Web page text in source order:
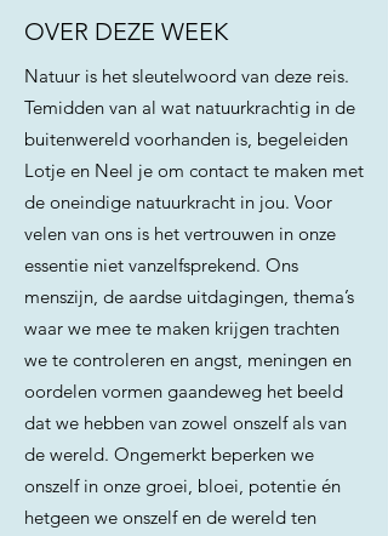
OVER DEZE WEEK
Natuur is het sleutelwoord van deze reis.
Temidden van al wat natuurkrachtig in de
buitenwereld voorhanden is, begeleiden
Lotje en Neel je om contact te maken met
de oneindige natuurkracht in jou. Voor
velen van ons is het vertrouwen in onze
essentie niet vanzelfsprekend. Ons
menszijn, de aardse uitdagingen, thema’s
waar we mee te maken krijgen trachten
we te controleren en angst, meningen en
oordelen vormen gaandeweg het beeld
dat we hebben van zowel onszelf als van
de wereld. Ongemerkt beperken we
onszelf in onze groei, bloei, potentie én
hetgeen we onszelf en de wereld ten